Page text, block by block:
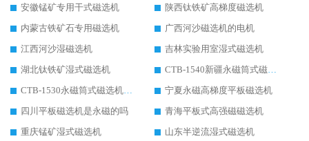
安徽锰矿专用干式磁选机
陕西钛铁矿高梯度磁选机
内蒙古铁矿石专用磁选机
广西河沙磁选机的电机
江西河沙湿磁选机
吉林实验用室湿式磁选机
湖北钛铁矿湿式磁选机
CTB-1540新疆永磁筒式磁选机
CTB-1530永磁筒式磁选机代理商
宁夏永磁高梯度平板磁选机
四川平板磁选机是永磁的吗
青海平板式高强磁磁选机
重庆锰矿湿式磁选机
山东半逆流湿式磁选机